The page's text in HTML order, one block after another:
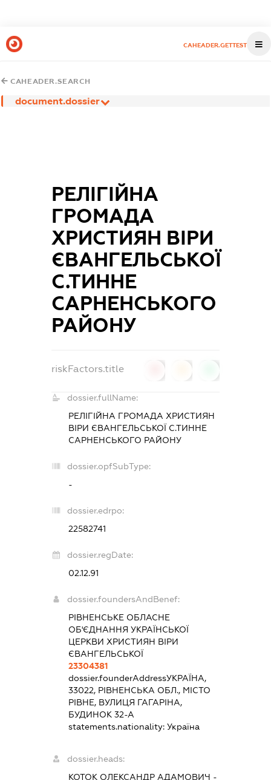
CAHEADER.GETTEST
CAHEADER.SEARCH
document.dossier
РЕЛІГІЙНА
ГРОМАДА
ХРИСТИЯН ВІРИ
ЄВАНГЕЛЬСЬКОЇ
С.ТИННЕ
САРНЕНСЬКОГО
РАЙОНУ
riskFactors.title
dossier.fullName:
РЕЛІГІЙНА ГРОМАДА ХРИСТИЯН
ВІРИ ЄВАНГЕЛЬСЬКОЇ С.ТИННЕ
САРНЕНСЬКОГО РАЙОНУ
dossier.opfSubType:
-
dossier.edrpo:
22582741
dossier.regDate:
02.12.91
dossier.foundersAndBenef:
РІВНЕНСЬКЕ ОБЛАСНЕ
ОБ'ЄДНАННЯ УКРАЇНСЬКОЇ
ЦЕРКВИ ХРИСТИЯН ВІРИ
ЄВАНГЕЛЬСЬКОЇ
23304381
dossier.founderAddressУКРАЇНА,
33022, РІВНЕНСЬКА ОБЛ., МІСТО
РІВНЕ, ВУЛИЦЯ ГАГАРІНА,
БУДИНОК 32-А
statements.nationality: Україна
dossier.heads:
КОТОК ОЛЕКСАНДР АДАМОВИЧ -